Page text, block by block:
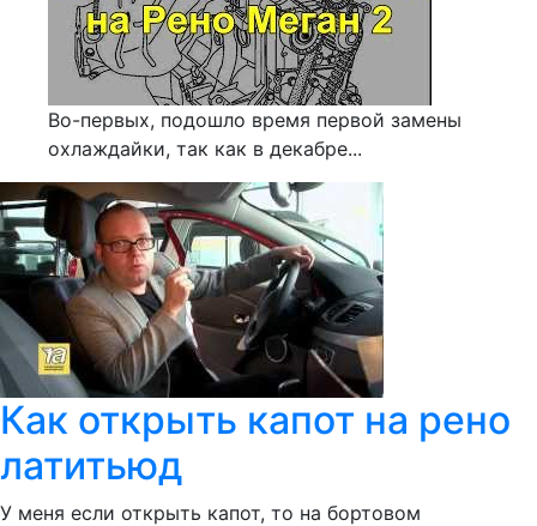
Во-первых, подошло время первой замены
охлаждайки, так как в декабре...
Как открыть капот на рено
латитьюд
У меня если открыть капот, то на бортовом